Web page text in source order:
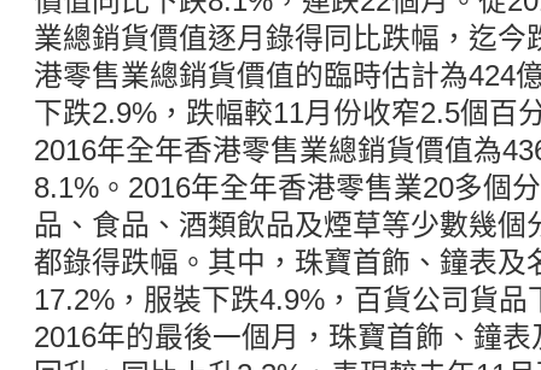
業總銷貨價值逐月錄得同比跌幅，迄今
港零售業總銷貨價值的臨時估計為424
下跌2.9%，跌幅較11月份收窄2.5個百
2016年全年香港零售業總銷貨價值為
8.1%。2016年全年香港零售業20多個
品、食品、酒類飲品及煙草等少數幾個
都錄得跌幅。其中，珠寶首飾、鐘表及
17.2%，服裝下跌4.9%，百貨公司貨品
2016年的最後一個月，珠寶首飾、鐘